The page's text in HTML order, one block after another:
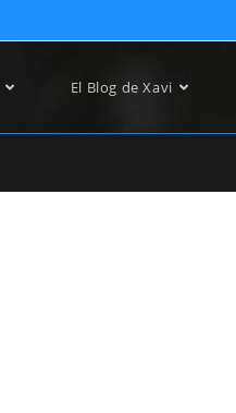
El Blog de Xavi